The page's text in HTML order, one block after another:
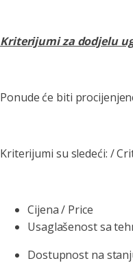
Kriterijumi za dodjelu
Ponude će biti
Kriterijumi su sledeći: /
Cijena / Price
Usaglašenost sa
Dostupnost na